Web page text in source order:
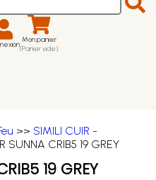
Mon panier
(Panier vide)
>> SIMILI CUIR -
SUNNA CRIB5 19 GREY
19 GREY